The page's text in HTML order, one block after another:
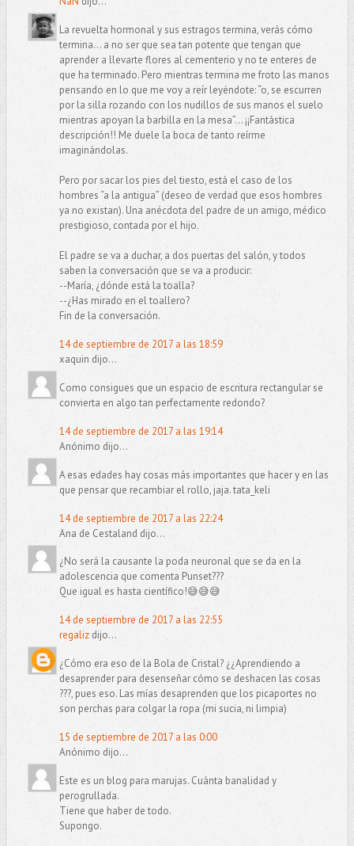
La revuelta hormonal y sus estragos termina, verás cómo
termina... a no ser que sea tan potente que tengan que
aprender a llevarte flores al cementerio y no te enteres de
que ha terminado. Pero mientras termina me froto las manos
pensando en lo que me voy a reír leyéndote: “o, se escurren
por la silla rozando con los nudillos de sus manos el suelo
mientras apoyan la barbilla en la mesa”... ¡¡Fantástica
descripción!! Me duele la boca de tanto reírme
imaginándolas.
Pero por sacar los pies del tiesto, está el caso de los
hombres “a la antigua” (deseo de verdad que esos hombres
ya no existan). Una anécdota del padre de un amigo, médico
prestigioso, contada por el hijo.
El padre se va a duchar, a dos puertas del salón, y todos
saben la conversación que se va a producir:
--María, ¿dónde está la toalla?
--¿Has mirado en el toallero?
Fin de la conversación.
14 de septiembre de 2017 a las 18:59
xaquin dijo...
Como consigues que un espacio de escritura rectangular se
convierta en algo tan perfectamente redondo?
14 de septiembre de 2017 a las 19:14
Anónimo dijo...
A esas edades hay cosas más importantes que hacer y en las
que pensar que recambiar el rollo, jaja. tata_keli
14 de septiembre de 2017 a las 22:24
Ana de Cestaland dijo...
¿No será la causante la poda neuronal que se da en la
adolescencia que comenta Punset???
Que igual es hasta científico!😅😅😅
14 de septiembre de 2017 a las 22:55
regalizdijo...
¿Cómo era eso de la Bola de Cristal? ¿¿Aprendiendo a
desaprender para desenseñar cómo se deshacen las cosas
???, pues eso. Las mías desaprenden que los picaportes no
son perchas para colgar la ropa (mi sucia, ni limpia)
15 de septiembre de 2017 a las 0:00
Anónimo dijo...
Este es un blog para marujas. Cuánta banalidad y
perogrullada.
Tiene que haber de todo.
Supongo.